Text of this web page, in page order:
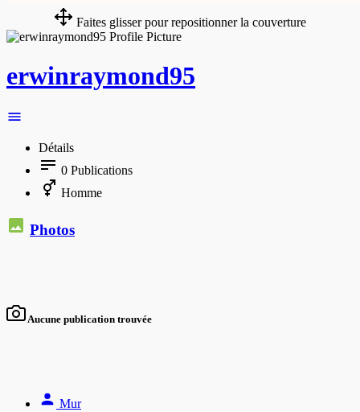
Faites glisser pour repositionner la couverture
erwinraymond95
Détails
0 Publications
Homme
Photos
Aucune publication trouvée
Mur